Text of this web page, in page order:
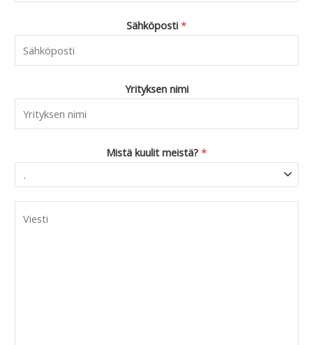
Sähköposti *
Yrityksen nimi
Mistä kuulit meistä? *